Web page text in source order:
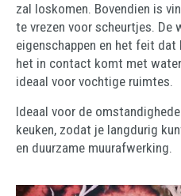
zal loskomen. Bovendien is
te vrezen voor scheurtjes. De
eigenschappen en het feit
het in contact komt met
ideaal voor vochtige ruimtes.
Ideaal voor de
keuken, zodat je langdurig
en duurzame muurafwerking.